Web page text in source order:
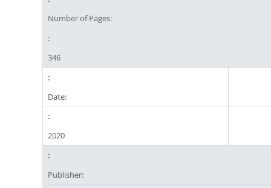
Number of Pages:
346
Date:
2020
Publisher: